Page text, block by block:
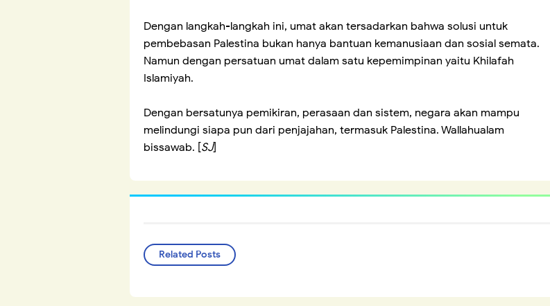
Dengan langkah-langkah ini, umat akan tersadarkan bahwa solusi untuk
pembebasan Palestina bukan hanya bantuan kemanusiaan dan sosial semata.
Namun dengan persatuan umat dalam satu kepemimpinan yaitu Khilafah
Islamiyah.
Dengan bersatunya pemikiran, perasaan dan sistem, negara akan mampu
melindungi siapa pun dari penjajahan, termasuk Palestina. Wallahualam
bissawab. [SJ]
Related Posts